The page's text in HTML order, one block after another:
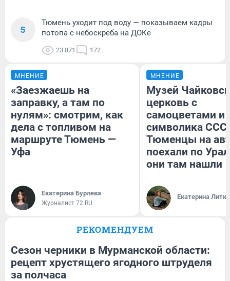
5
Тюмень уходит под воду — показываем кадры
потопа с небоскреба на ДОКе
23 871 172
МНЕНИЕ
«Заезжаешь на
заправку, а там по
нулям»: смотрим, как
дела с топливом на
маршруте Тюмень —
Уфа
Екатерина Бурлева
Журналист 72.RU
МНЕНИЕ
Музей
церковь с
самоцветами и
символика
Тюменцы на
поехали по
они там нашли
Екатерина
РЕКОМЕНДУЕМ
Сезон черники в Мурманской области:
рецепт хрустящего ягодного штруделя
за полчаса